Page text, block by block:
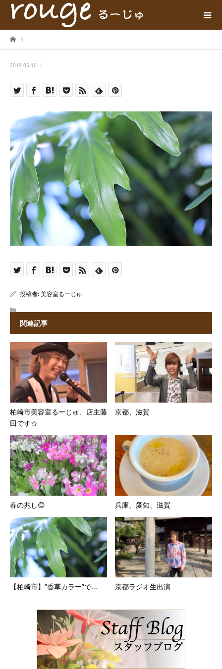
2019.05.10
投稿者:美容室るーじゅ
関連記事
柏崎市美容室るーじゅ、店主藤
田です☆
京都、滋賀
春の兆し😊 兵庫、愛知、滋賀
【柏崎市】”香草カラー”で... 京都ラジオ生出演